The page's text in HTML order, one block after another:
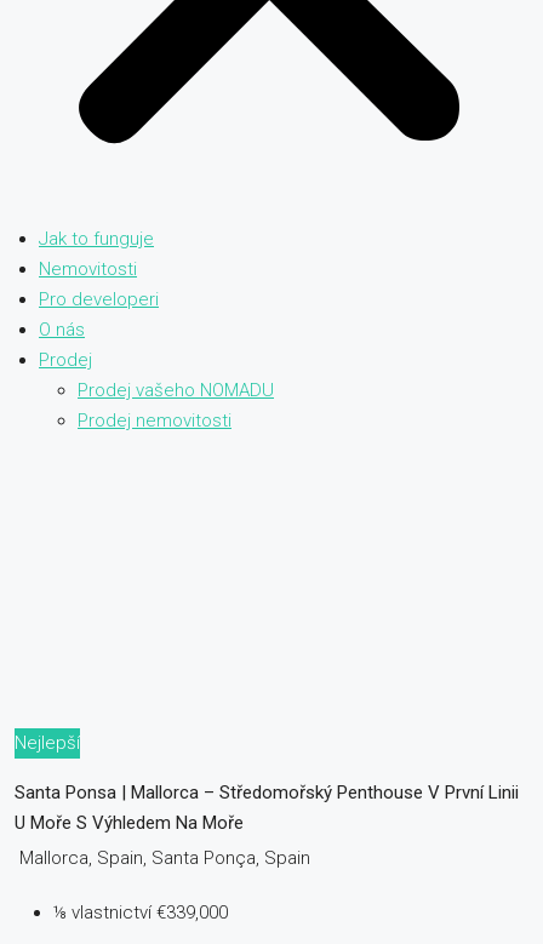
Jak to funguje
Nemovitosti
Pro developeri
O nás
Prodej
Prodej vašeho NOMADU
Prodej nemovitosti
Nejlepší
Santa Ponsa | Mallorca – Středomořský Penthouse V První Linii
U Moře S Výhledem Na Moře
Mallorca, Spain, Santa Ponça, Spain
⅛ vlastnictví€339,000